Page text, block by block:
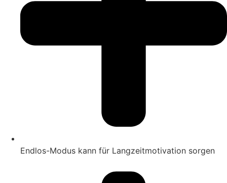
Endlos-Modus kann für Langzeitmotivation sorgen